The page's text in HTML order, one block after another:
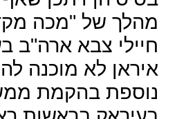
מהלך של "מכה
חיילי צבא ארה"ב
איראן לא מוכנה
נוספת בהקמת